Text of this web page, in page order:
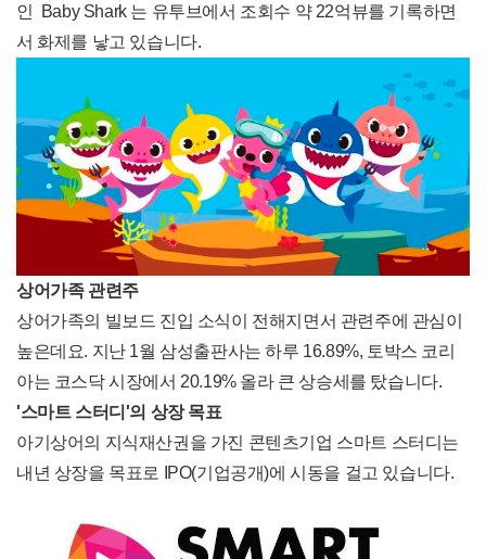
인 Baby Shark 는 유투브에서 조회수 약 22억뷰를 기록하면
서 화제를 낳고 있습니다.
상어가족 관련주
상어가족의 빌보드 진입 소식이 전해지면서 관련주에 관심이
높은데요. 지난 1월 삼성출판사는 하루 16.89%, 토박스 코리
아는 코스닥 시장에서 20.19% 올라 큰 상승세를 탔습니다.
'스마트 스터디'의 상장 목표
아기상어의 지식재산권을 가진 콘텐츠기업 스마트 스터디는
내년 상장을 목표로 IPO(기업공개)에 시동을 걸고 있습니다.